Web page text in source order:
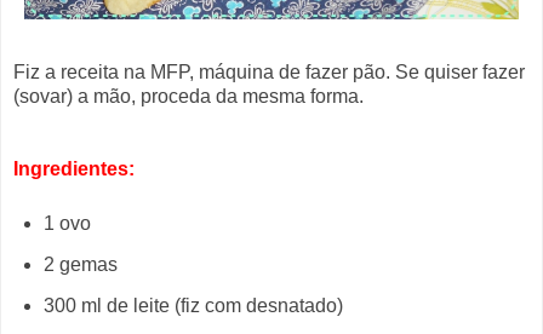
Fiz a receita na MFP, máquina de fazer pão. Se quiser fazer
(sovar) a mão, proceda da mesma forma.
Ingredientes:
1 ovo
2 gemas
300 ml de leite (fiz com desnatado)